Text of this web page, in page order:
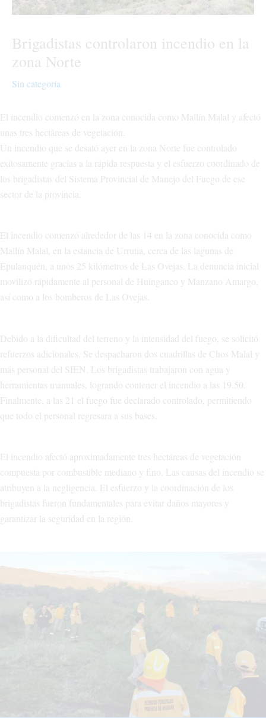
Brigadistas controlaron incendio en la
zona Norte
Sin categoría
El incendio comenzó en la zona conocida como Mallín Malal y afectó
unas tres hectáreas de vegetación.
Un incendio que se desató ayer en la zona Norte fue controlado
exitosamente gracias a la rápida respuesta y el esfuerzo coordinado de
los brigadistas del Sistema Provincial de Manejo del Fuego de ese
sector de la provincia.
El incendio comenzó alrededor de las 14 en la zona conocida como
Mallín Malal, en la estancia de Urrutia, cerca de las lagunas de
Epulauquén, a unos 25 kilómetros de Las Ovejas. La denuncia inicial
movilizó rápidamente al personal de Huinganco y Manzano Amargo,
así como a los bomberos de Las Ovejas.
Debido a la dificultad del terreno y la intensidad del fuego, se solicitó
refuerzos adicionales. Se despacharon dos cuadrillas de Chos Malal y
más personal del SIEN. Los brigadistas trabajaron con agua y
herramientas manuales, logrando contener el incendio a las 19.50.
Finalmente, a las 21 el fuego fue declarado controlado, permitiendo
que todo el personal regresara a sus bases.
El incendio afectó aproximadamente tres hectáreas de vegetación
compuesta por combustible mediano y fino. Las causas del incendio se
atribuyen a la negligencia. El esfuerzo y la coordinación de los
brigadistas fueron fundamentales para evitar daños mayores y
garantizar la seguridad en la región.